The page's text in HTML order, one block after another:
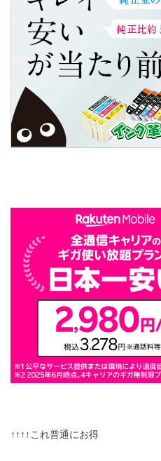
↑↑↑↑これ普通にお得